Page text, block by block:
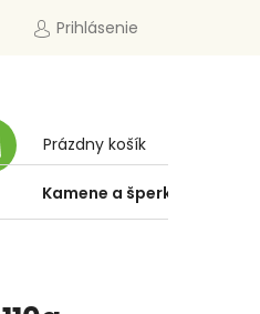
Prihlásenie
KOŠÍK
Prázdny košík
Kamene a šperky